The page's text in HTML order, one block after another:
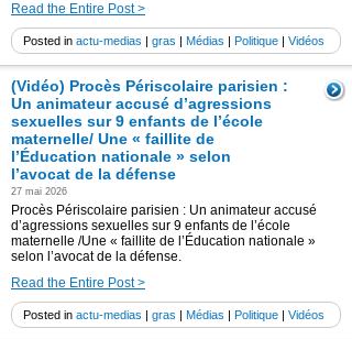
Read the Entire Post >
Posted in actu-medias | gras | Médias | Politique | Vidéos
(Vidéo) Procès Périscolaire parisien :
Un animateur accusé d’agressions
sexuelles sur 9 enfants de l’école
maternelle/ Une « faillite de
l’Éducation nationale » selon
l’avocat de la défense
27 mai 2026
Procès Périscolaire parisien : Un animateur accusé
d’agressions sexuelles sur 9 enfants de l’école
maternelle /Une « faillite de l’Éducation nationale »
selon l’avocat de la défense.
Read the Entire Post >
Posted in actu-medias | gras | Médias | Politique | Vidéos